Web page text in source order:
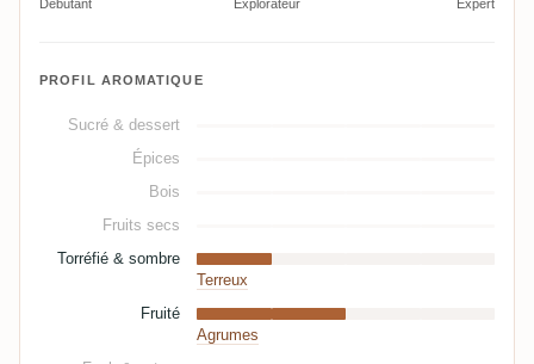
Débutant Explorateur Expert
PROFIL AROMATIQUE
Sucré & dessert
Épices
Bois
Fruits secs
Torréfié & sombre
Terreux
Fruité
Agrumes